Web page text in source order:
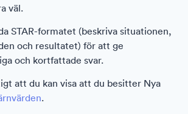
väl.
STAR-formatet (beskriva situationen,
och resultatet) för att ge
och kortfattade svar.
att du kan visa att du besitter Nya
.